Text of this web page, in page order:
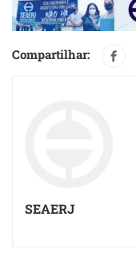
Compartilhar:
SEAERJ